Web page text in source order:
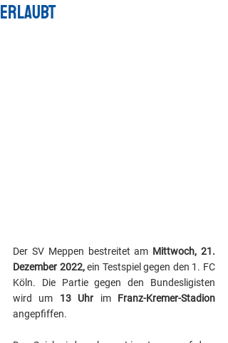
erlaubt
Der SV Meppen bestreitet am Mittwoch, 21.
Dezember 2022, ein Testspiel gegen den 1. FC
Köln. Die Partie gegen den Bundesligisten
wird um 13 Uhr im Franz-Kremer-Stadion
angepfiffen.